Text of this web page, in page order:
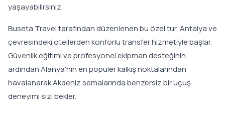
yaşayabilirsiniz.
Buseta Travel tarafından düzenlenen bu özel tur, Antalya ve
çevresindeki otellerden konforlu transfer hizmetiyle başlar.
Güvenlik eğitimi ve profesyonel ekipman desteğinin
ardından Alanya'nın en popüler kalkış noktalarından
havalanarak Akdeniz semalarında benzersiz bir uçuş
deneyimi sizi bekler.